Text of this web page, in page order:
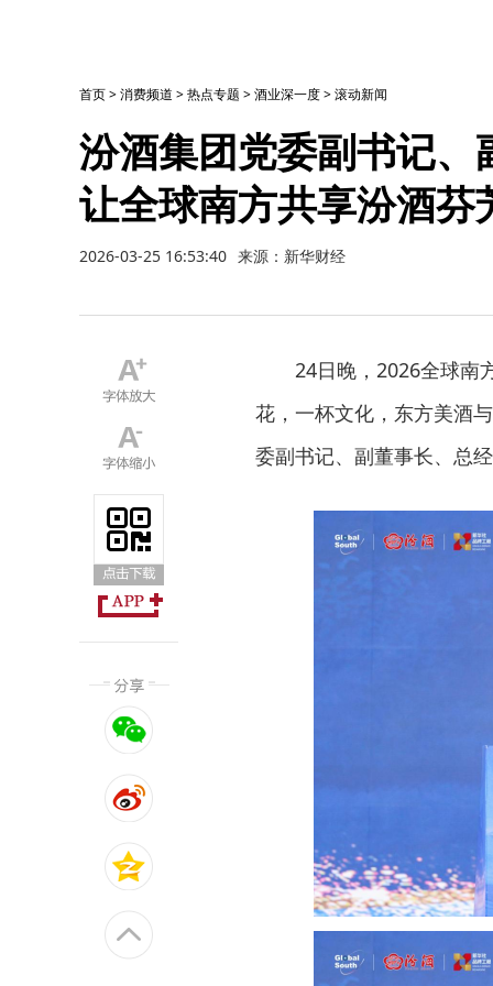
首页>消费频道 >热点专题 >酒业深一度>滚动新闻
汾酒集团党委副书记
让全球南方共享汾酒芬
2026-03-25 16:53:40 来源：新华财经
24日晚，2026全球南
花，一杯文化，东方美酒
委副书记、副董事长、总